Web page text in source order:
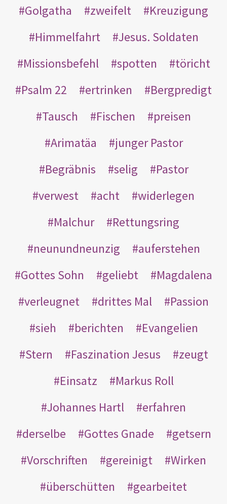
Golgatha
zweifelt
Kreuzigung
Himmelfahrt
Jesus. Soldaten
Missionsbefehl
spotten
töricht
Psalm 22
ertrinken
Bergpredigt
Tausch
Fischen
preisen
Arimatäa
junger Pastor
Begräbnis
selig
Pastor
verwest
acht
widerlegen
Malchur
Rettungsring
neunundneunzig
auferstehen
Gottes Sohn
geliebt
Magdalena
verleugnet
drittes Mal
Passion
sieh
berichten
Evangelien
Stern
Faszination Jesus
zeugt
Einsatz
Markus Roll
Johannes Hartl
erfahren
derselbe
Gottes Gnade
getsern
Vorschriften
gereinigt
Wirken
überschütten
gearbeitet